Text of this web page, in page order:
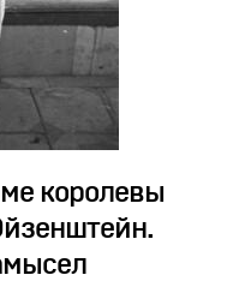
королевы